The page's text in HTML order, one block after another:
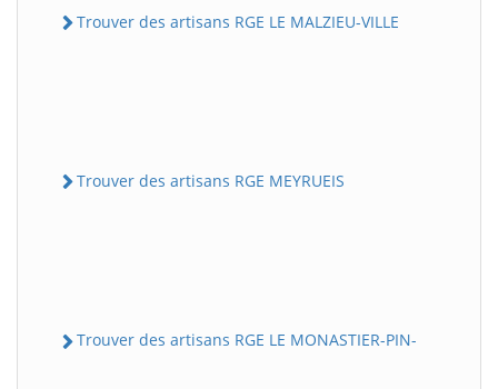
Trouver des artisans RGE LE MALZIEU-VILLE
Trouver des artisans RGE MEYRUEIS
Trouver des artisans RGE LE MONASTIER-PIN-